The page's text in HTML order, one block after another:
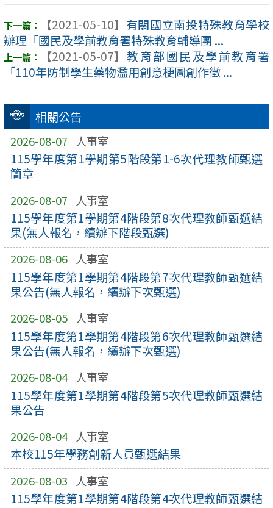
相關公告
2026-08-07 人事室
115學年度第1學期第5階段第1-6次代理教師甄選
簡章
2026-08-07 人事室
115學年度第1學期第4階段第8次代理教師甄選結
果(無人報名，續辦下階段甄選)
2026-08-06 人事室
115學年度第1學期第4階段第7次代理教師甄選結
果公告(無人報名，續辦下次甄選)
2026-08-05 人事室
115學年度第1學期第4階段第6次代理教師甄選結
果公告(無人報名，續辦下次甄選)
2026-08-04 人事室
115學年度第1學期第4階段第5次代理教師甄選結
果公告
2026-08-04 人事室
本校115年學務創新人員甄選結果
2026-08-03 人事室
115學年度第1學期第4階段第4次代理教師甄選結
【2021-05-10】 有關國立南投特殊教育學校
辦理「國民及學前教育署特殊教育輔導團 ...
【2021-05-07】 教育部國民及學前教育署
「110年防制學生藥物濫用創意梗圖創作徵 ...